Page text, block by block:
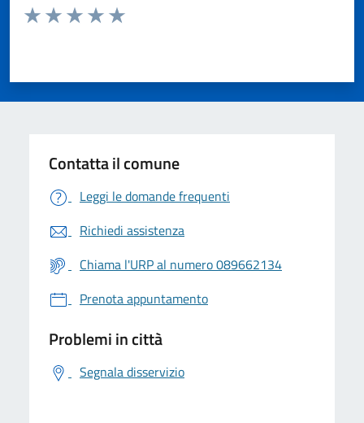
Valuta da 1 a 5 stelle la pagina
Contatta il comune
Leggi le domande frequenti
Richiedi assistenza
Chiama l'URP al numero 089662134
Prenota appuntamento
Problemi in città
Segnala disservizio